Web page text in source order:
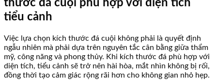
thước đá cuội phù hợp với diện tích
tiểu cảnh
Việc lựa chọn kích thước đá cuội không phải là quyết định
ngẫu nhiên mà phải dựa trên nguyên tắc cân bằng giữa thẩm
mỹ, công năng và phong thủy. Khi kích thước đá phù hợp với
diện tích, tiểu cảnh sẽ trở nên hài hòa, mắt nhìn không bị rối,
đồng thời tạo cảm giác rộng rãi hơn cho không gian nhỏ hẹp.